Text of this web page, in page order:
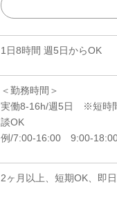
1日8時間 週5日からOK
＜勤務時間＞
実働8-16h/週5日 ※短時
談OK
例/7:00-16:00 9:00-
2ヶ月以上、短期OK、即